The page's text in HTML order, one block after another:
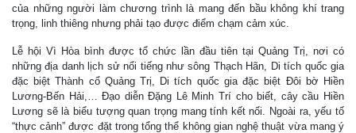
của những người làm chương trình là mang đến bầu không khí trang
trọng, linh thiêng nhưng phải tạo được điểm chạm cảm xúc.
Lễ hội Vì Hòa bình được tổ chức lần đầu tiên tại Quảng Trị, nơi có
những địa danh lịch sử nổi tiếng như sông Thạch Hãn, Di tích quốc gia
đặc biệt Thành cổ Quảng Trị, Di tích quốc gia đặc biệt Đôi bờ Hiền
Lương-Bến Hải,… Đạo diễn Đặng Lê Minh Trí cho biết, cây cầu Hiền
Lương sẽ là biểu tượng quan trọng mang tính kết nối. Ngoài ra, yếu tố
“thực cảnh” được đặt trong tổng thể không gian nghệ thuật vừa mang ý